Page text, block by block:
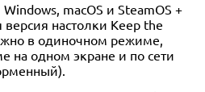
3 490 ₽
macOS и SteamOS +
настолки Keep the
в одиночном режиме,
на одном экране и по сети